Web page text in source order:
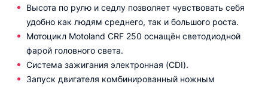
Высота по рулю и седлу позволяет чувствовать себя
удобно как людям среднего, так и большого роста.
Мотоцикл Motoland CRF 250 оснащён светодиодной
фарой головного света.
Система зажигания электронная (CDI).
Запуск двигателя комбинированный ножным